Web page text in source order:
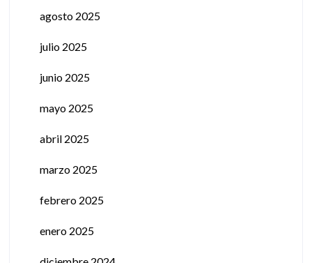
agosto 2025
julio 2025
junio 2025
mayo 2025
abril 2025
marzo 2025
febrero 2025
enero 2025